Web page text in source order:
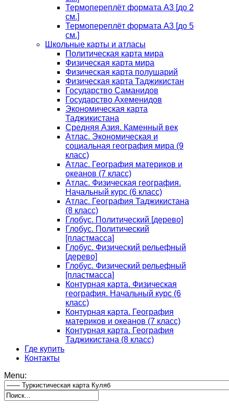
Термопереплёт формата А3 [до 2
см.]
Термопереплёт формата А3 [до 5
см.]
Школьные карты и атласы
Политическая карта мира
Физическая карта мира
Физическая карта полушарий
Физическая карта Таджикистан
Государство Саманидов
Государство Ахеменидов
Экономическая карта
Таджикистана
Средняя Азия. Каменный век
Атлас. Экономическая и
социальная география мира (9
класс)
Атлас. География материков и
океанов (7 класс)
Атлас. Физическая география.
Начальный курс (6 класс)
Атлас. География Таджикистана
(8 класс)
Глобус. Политический [дерево]
Глобус. Политический
[пластмасса]
Глобус. Физический рельефный
[дерево]
Глобус. Физический рельефный
[пластмасса]
Контурная карта. Физическая
география. Начальный курс (6
класс)
Контурная карта. География
материков и океанов (7 класс)
Контурная карта. География
Таджикистана (8 класс)
Где купить
Контакты
Menu: